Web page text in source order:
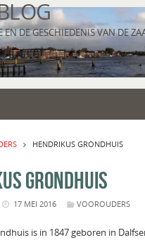
DE GESCHIEDENIS VAN DE
HENDRIKUS GRONDHUIS
GRONDHUIS
17 MEI 2016 VOOROUDERS
is in 1847 geboren in